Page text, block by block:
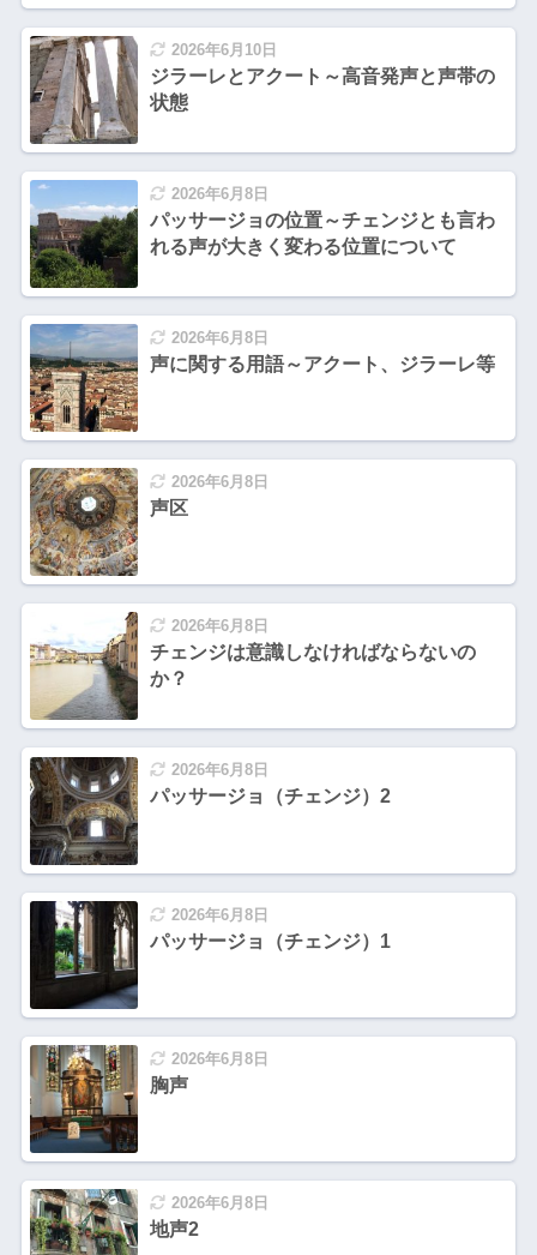
2026年6月10日
ジラーレとアクート～高音発声と声帯の
状態
2026年6月8日
パッサージョの位置～チェンジとも言わ
れる声が大きく変わる位置について
2026年6月8日
声に関する用語～アクート、ジラーレ等
2026年6月8日
声区
2026年6月8日
チェンジは意識しなければならないの
か？
2026年6月8日
パッサージョ（チェンジ）2
2026年6月8日
パッサージョ（チェンジ）1
2026年6月8日
胸声
2026年6月8日
地声2